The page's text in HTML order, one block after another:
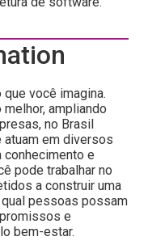
você imagina.
ampliando
no Brasil
em diversos
e
pode trabalhar no
a construir uma
pessoas possam
e
bem-estar.